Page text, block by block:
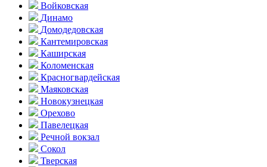
Войковская
Динамо
Домоде­довская
Кантеми­ровская
Каширская
Коломенская
Красногвар­дейская
Маяковская
Новокузнецкая
Орехово
Павелецкая
Речной вокзал
Сокол
Тверская